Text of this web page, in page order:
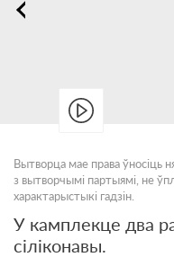
Вытворца мае права ўносіць
з вытворчымі партыямі, не
характарыстыкі гадзін.
У камплекце два
сіліконавы.